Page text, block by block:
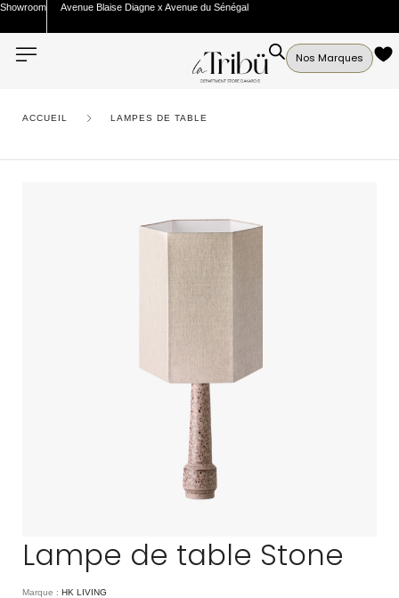
Showroom Avenue Blaise Diagne x Avenue du Sénégal
Nos Marques
ACCUEIL LAMPES DE TABLE
Lampe de table Stone
Marque : HK LIVING